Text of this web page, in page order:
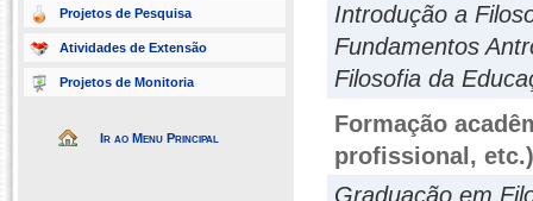
Projetos de Pesquisa
Atividades de Extensão
Projetos de Monitoria
Ir ao Menu Principal
Introdução a
Fundamentos
Filosofia da
Formação
profissional, etc.)
Graduação em